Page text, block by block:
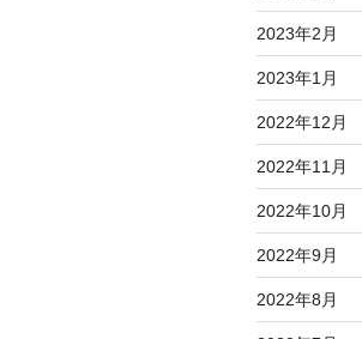
2023年2月
2023年1月
2022年12月
2022年11月
2022年10月
2022年9月
2022年8月